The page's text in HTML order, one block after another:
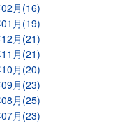
月(16)
月(19)
月(21)
月(21)
月(20)
月(23)
月(25)
月(23)